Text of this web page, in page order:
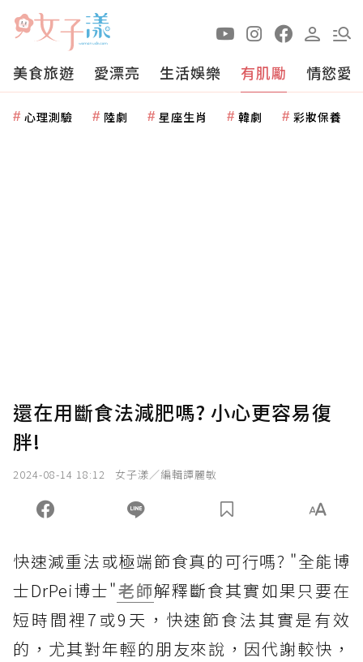
美食旅遊 愛漂亮 生活娛樂 有肌勵 情慾愛
心理測驗 陸劇 星座生肖 韓劇 彩妝保養
還在用斷食法減肥嗎? 小心更容易復
胖!
2024-08-14 18:12 女子漾／編輯譚麗敏
快速減重法或極端節食真的可行嗎? "全能博
士DrPei博士"老師解釋斷食其實如果只要在
短時間裡7或9天，快速節食法其實是有效
的，尤其對年輕的朋友來說，因代謝較快，